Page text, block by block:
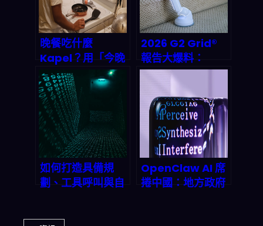
晚餐吃什麼
Kapel？用「今晚
吃什麼」App一鍵
生成三餸一湯，告
別晚餐選擇困難！
2026 G2 Grid®
報告大爆料：
OutSystems 稱
霸 AI Agent
Builder，低代碼
平台如何讓企業 AI
落地無痛升級？
如何打造具備規
劃、工具呼叫與自
OpenClaw AI 席
捲中國：地方政府